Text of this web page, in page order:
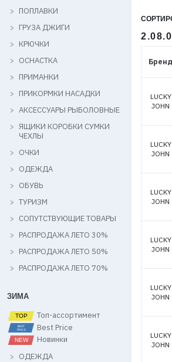
ПОПЛАВКИ
ГРУЗА ДЖИГИ
КРЮЧКИ
ОСНАСТКА
ПРИМАНКИ
ПРИКОРМКИ НАСАДКИ
АКСЕССУАРЫ РЫБОЛОВНЫЕ
ЯЩИКИ КОРОБКИ СУМКИ
ЧЕХЛЫ
ОЧКИ
ОДЕЖДА
ОБУВЬ
ТУРИЗМ
СОПУТСТВУЮЩИЕ ТОВАРЫ
РАСПРОДАЖА ЛЕТО 30%
РАСПРОДАЖА ЛЕТО 50%
РАСПРОДАЖА ЛЕТО 70%
ЗИМА
Топ-ассортимент
Best Price
Новинки
ОДЕЖДА
Бренд
LUCKY
JOHN
LUCKY
JOHN
LUCKY
JOHN
LUCKY
JOHN
LUCKY
JOHN
LUCKY
JOHN